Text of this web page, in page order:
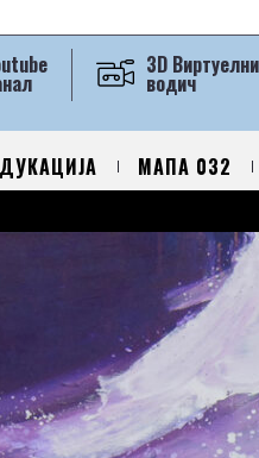
3D Виртуелни
водич
МАПА 032